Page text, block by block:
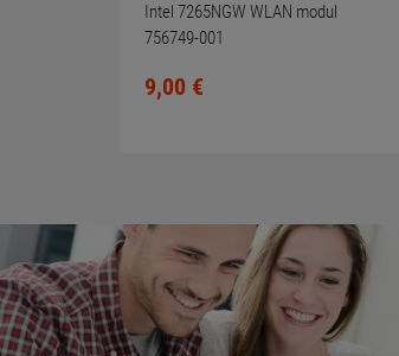
Intel 7265NGW WLAN modul
756749-001
9,00 €